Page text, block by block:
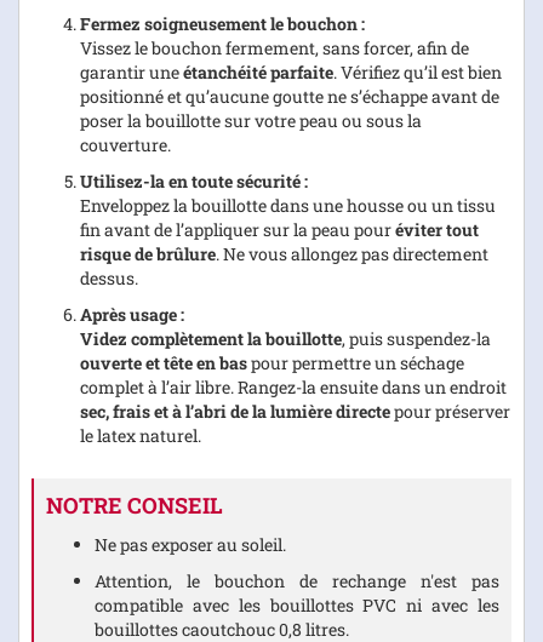
Fermez soigneusement le bouchon :
Vissez le bouchon fermement, sans forcer, afin de
garantir uneétanchéité parfaite. Vérifiez qu’il est bien
positionné et qu’aucune goutte ne s’échappe avant de
poser la bouillotte sur votre peau ou sous la
couverture.
Utilisez-la en toute sécurité :
Enveloppez la bouillotte dans une housse ou un tissu
fin avant de l’appliquer sur la peau pouréviter tout
risque de brûlure. Ne vous allongez pas directement
dessus.
Après usage :
Videz complètement la bouillotte, puis suspendez-la
ouverte et tête en baspour permettre un séchage
complet à l’air libre. Rangez-la ensuite dans un endroit
sec, frais et à l’abri de la lumière directepour préserver
le latex naturel.
NOTRE CONSEIL
Ne pas exposer au soleil.
Attention, le bouchon de rechange n'est pas
compatible avec les bouillottes PVC ni avec les
bouillottes caoutchouc 0,8 litres.